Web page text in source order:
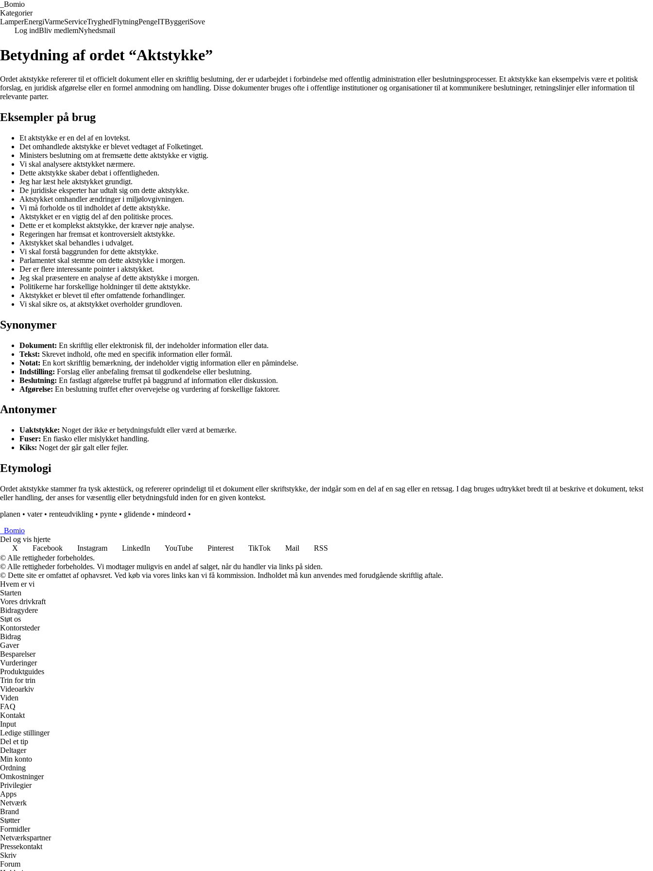
Bomio
Kategorier
LamperEnergiVarmeServiceTryghedFlytningPengeITByggeriSove
Log indBliv medlemNyhedsmail
Betydning af ordet “Aktstykke”
Ordet aktstykke refererer til et officielt dokument eller en skriftlig beslutning, der er udarbejdet i forbindelse med offentlig administration eller beslutningsprocesser. Et aktstykke kan eksempelvis være et politisk
forslag, en juridisk afgørelse eller en formel anmodning om handling. Disse dokumenter bruges ofte i offentlige institutioner og organisationer til at kommunikere beslutninger, retningslinjer eller information til
relevante parter.
Eksempler på brug
Et aktstykke er en del af en lovtekst.
Det omhandlede aktstykke er blevet vedtaget af Folketinget.
Ministers beslutning om at fremsætte dette aktstykke er vigtig.
Vi skal analysere aktstykket nærmere.
Dette aktstykke skaber debat i offentligheden.
Jeg har læst hele aktstykket grundigt.
De juridiske eksperter har udtalt sig om dette aktstykke.
Aktstykket omhandler ændringer i miljølovgivningen.
Vi må forholde os til indholdet af dette aktstykke.
Aktstykket er en vigtig del af den politiske proces.
Dette er et komplekst aktstykke, der kræver nøje analyse.
Regeringen har fremsat et kontroversielt aktstykke.
Aktstykket skal behandles i udvalget.
Vi skal forstå baggrunden for dette aktstykke.
Parlamentet skal stemme om dette aktstykke i morgen.
Der er flere interessante pointer i aktstykket.
Jeg skal præsentere en analyse af dette aktstykke i morgen.
Politikerne har forskellige holdninger til dette aktstykke.
Aktstykket er blevet til efter omfattende forhandlinger.
Vi skal sikre os, at aktstykket overholder grundloven.
Synonymer
Dokument: En skriftlig eller elektronisk fil, der indeholder information eller data.
Tekst: Skrevet indhold, ofte med en specifik information eller formål.
Notat: En kort skriftlig bemærkning, der indeholder vigtig information eller en påmindelse.
Indstilling: Forslag eller anbefaling fremsat til godkendelse eller beslutning.
Beslutning: En fastlagt afgørelse truffet på baggrund af information eller diskussion.
Afgørelse: En beslutning truffet efter overvejelse og vurdering af forskellige faktorer.
Antonymer
Uaktstykke: Noget der ikke er betydningsfuldt eller værd at bemærke.
Fuser: En fiasko eller mislykket handling.
Kiks: Noget der går galt eller fejler.
Etymologi
Ordet aktstykke stammer fra tysk aktestück, og refererer oprindeligt til et dokument eller skriftstykke, der indgår som en del af en sag eller en retssag. I dag bruges udtrykket bredt til at beskrive et dokument, tekst
eller handling, der anses for væsentlig eller betydningsfuld inden for en given kontekst.
planen • vater• renteudvikling • pynte • glidende • mindeord •
Bomio
Del og vis hjerte
X
Facebook Instagram LinkedIn YouTube Pinterest TikTok Mail
RSS
© Alle rettigheder forbeholdes.
© Alle rettigheder forbeholdes. Vi modtager muligvis en andel af salget, når du handler via links på siden.
© Dette site er omfattet af ophavsret. Ved køb via vores links kan vi få kommission. Indholdet må kun anvendes med forudgående skriftlig aftale.
Hvem er vi
Starten
Vores drivkraft
Bidragydere
Støt os
Kontorsteder
Bidrag
Gaver
Besparelser
Vurderinger
Produktguides
Trin for trin
Videoarkiv
Viden
FAQ
Kontakt
Input
Ledige stillinger
Del et tip
Deltager
Min konto
Ordning
Omkostninger
Privilegier
Apps
Netværk
Brand
Støtter
Formidler
Netværkspartner
Pressekontakt
Skriv
Forum